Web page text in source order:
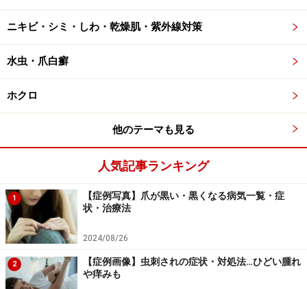
しみないのでまぶたの乾燥にも使いやすいです。皮膚の
バリア機能を強化する作用が強いですので、赤ちゃんの
おむつかぶれを予防するのにも向いています。
れが入っていれば絶対に安心というものはありません
が、セラミドなど皮膚のバリア機能を補ってあげる成分
保湿剤の頻度と量の目安……いつ何回くらい
塗ればよいか
乾燥の程度にもよりますが、保湿剤は最低でも1日2回、
朝夕で塗るとよいでしょう。シャワーを浴びた後やお風
呂あがり、タオルで水分を拭き取った後に早めに塗ると
ニキビ・シミ・しわ・乾燥肌・紫外線対策
水虫・爪白癬
ホクロ
他のテーマも見る
人気記事ランキング
1
【症例写真】爪が黒い・黒くなる病気一覧・症
状・治療法
2024/08/26
2
【症例画像】虫刺されの症状・対処法…ひどい腫れ
や痒みも